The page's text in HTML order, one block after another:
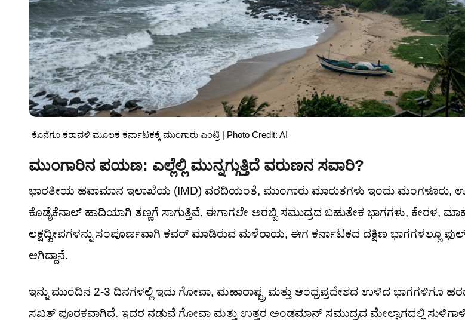
ಕೊನೆಗೂ ಕರಾವಳಿ ಮೂಲಕ ಕರ್ನಾಟಕಕ್ಕೆ ಮುಂಗಾರು ಎಂಟ್ರಿ | Photo Credit: AI
ಮುಂಗಾರಿನ ಪಯಣ: ಎಲ್ಲೆಲ್ಲಿ ಮುನ್ನಗ್ಗುತ್ತಿದೆ ವರುಣನ ಸವಾರಿ?
ಭಾರತೀಯ ಹವಾಮಾನ ಇಲಾಖೆಯ (IMD) ವರದಿಯಂತೆ, ಮುಂಗಾರು ಮಾರುತಗಳು ಇಂದು ಮಂಗಳೂರು,
ಕೊಡೈಕೆನಾಲ್ ಹಾದಿಯಾಗಿ ತಣ್ಣಗೆ ಸಾಗುತ್ತಿವೆ. ಈಗಾಗಲೇ ಅರಬ್ಬಿ ಸಮುದ್ರದ ಬಹುತೇಕ ಭಾಗಗಳು, ಕೇರಳ,
ಲಕ್ಷದ್ವೀಪಗಳನ್ನು ಸಂಪೂರ್ಣವಾಗಿ ಕವರ್ ಮಾಡಿರುವ ಮಳೆರಾಯ, ಈಗ ಕರ್ನಾಟಕದ ದಕ್ಷಿಣ ಭಾಗಗಳಲ್ಲೂ
ಆಗಿದ್ದಾನೆ.
ಇನ್ನು ಮುಂದಿನ 2-3 ದಿನಗಳಲ್ಲಿ ಇದು ಗೋವಾ, ಮಹಾರಾಷ್ಟ್ರ ಮತ್ತು ಆಂಧ್ರಪ್ರದೇಶದ ಉಳಿದ ಭಾಗಗಳಿಗೂ
ಸಖತ್ ಪೂರಕವಾಗಿದೆ. ಇದರ ನಡುವೆ ಗೋವಾ ಮತ್ತು ಉತ್ತರ ಅಂಡಮಾನ್ ಸಮುದ್ರದ ಮೇಲ್ಭಾಗದಲ್ಲಿ